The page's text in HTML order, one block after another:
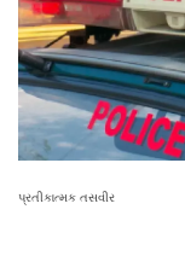
પ્રતીકાત્મક તસવીર